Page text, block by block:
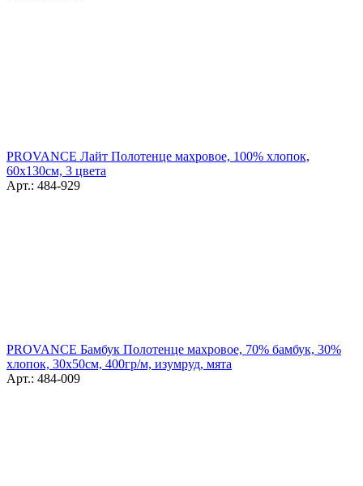
PROVANCE Лайт Полотенце махровое, 100% хлопок,
60х130см, 3 цвета
Арт.: 484-929
PROVANCE Бамбук Полотенце махровое, 70% бамбук, 30%
хлопок, 30х50см, 400гр/м, изумруд, мята
Арт.: 484-009